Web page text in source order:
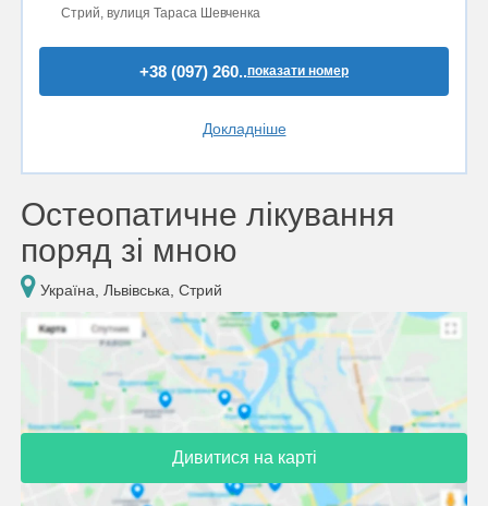
Стрий, вулиця Тараса Шевченка
+38 (097) 260..показати номер
Докладніше
Остеопатичне лікування
поряд зі мною
Україна, Львівська, Стрий
Дивитися на карті